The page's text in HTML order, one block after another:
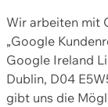
Wir arbeiten mit
„Google
Google Ireland
Dublin, D04
gibt uns die